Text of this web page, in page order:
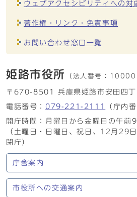
ウェブアクセシビリティへの対
著作権・リンク・免責事項
お問い合わせ窓口一覧
姫路市役所 （法人番号：
〒670-8501 兵庫県姫路市安田四丁
電話番号： 079-221-2111
（庁内
開庁時間：月曜日から金曜日の午前
（土曜日・日曜日、祝日、12月29
閉庁）
庁舎案内
市役所への交通案内